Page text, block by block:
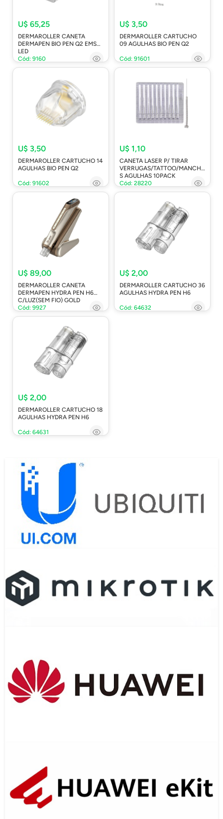
U$ 65,25
DERMAROLLER CANETA
DERMAPEN BIO PEN Q2 EMS
LED
Cód: 9160
U$ 3,50
DERMAROLLER CARTUCHO
09 AGULHAS BIO PEN Q2
Cód: 91601
U$ 3,50
DERMAROLLER CARTUCHO 14
AGULHAS BIO PEN Q2
Cód: 91602
U$ 1,10
CANETA LASER P/ TIRAR
VERRUGAS/TATTOO/MANCHA
S AGULHAS 10PACK
Cód: 28220
U$ 89,00
DERMAROLLER CANETA
DERMAPEN HYDRA PEN H6
C/LUZ(SEM FIO) GOLD
Cód: 9927
U$ 2,00
DERMAROLLER CARTUCHO 36
AGULHAS HYDRA PEN H6
Cód: 64632
U$ 2,00
DERMAROLLER CARTUCHO 18
AGULHAS HYDRA PEN H6
Cód: 64631